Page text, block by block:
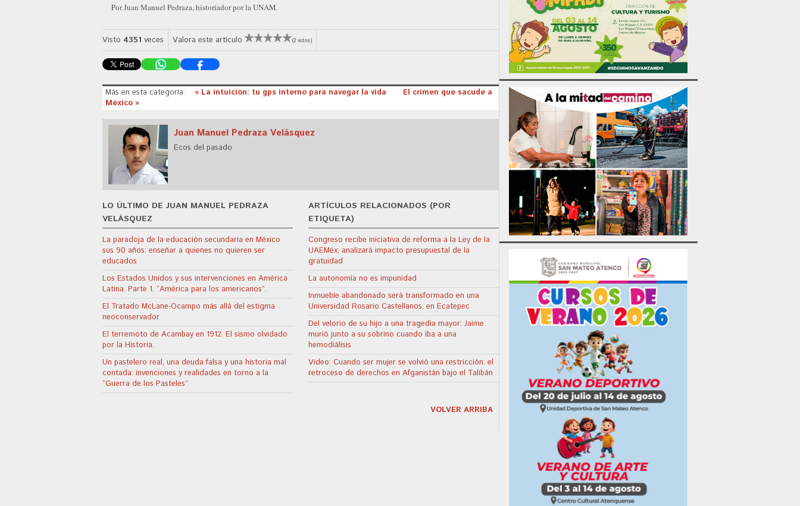
Por Juan Manuel Pedraza, historiador por la UNAM.
Visto 4351 veces Valora este artículo (2 votos)
Más en esta categoría: « La intuición: tu gps interno para navegar la vida
El crimen que sacude a
México »
Juan Manuel Pedraza Velásquez
Ecos del pasado
LO ÚLTIMO DE JUAN MANUEL PEDRAZA
VELÁSQUEZ
La paradoja de la educación secundaria en México
sus 90 años: enseñar a quienes no quieren ser
educados
Los Estados Unidos y sus intervenciones en América
Latina. Parte 1. “América para los americanos”.
El Tratado McLane-Ocampo más allá del estigma
neoconservador
El terremoto de Acambay en 1912. El sismo olvidado
por la Historia.
Un pastelero real, una deuda falsa y una historia mal
contada: invenciones y realidades en torno a la
“Guerra de los Pasteles”
ARTÍCULOS RELACIONADOS (POR
ETIQUETA)
Congreso recibe iniciativa de reforma a la Ley de la
UAEMéx; analizará impacto presupuestal de la
gratuidad
La autonomía no es impunidad
Inmueble abandonado será transformado en una
Universidad Rosario Castellanos, en Ecatepec
Del velorio de su hijo a una tragedia mayor: Jaime
murió junto a su sobrino cuando iba a una
hemodiálisis
Video: Cuando ser mujer se volvió una restricción: el
retroceso de derechos en Afganistán bajo el Talibán
VOLVER ARRIBA